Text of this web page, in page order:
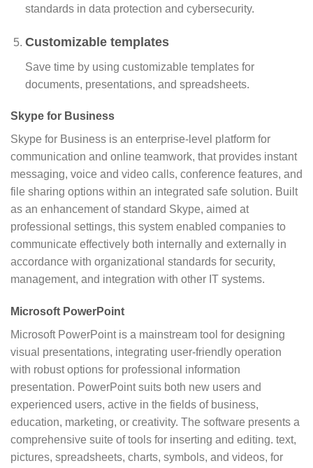
standards in data protection and cybersecurity.
Customizable templates
Save time by using customizable templates for
documents, presentations, and spreadsheets.
Skype for Business
Skype for Business is an enterprise-level platform for
communication and online teamwork, that provides instant
messaging, voice and video calls, conference features, and
file sharing options within an integrated safe solution. Built
as an enhancement of standard Skype, aimed at
professional settings, this system enabled companies to
communicate effectively both internally and externally in
accordance with organizational standards for security,
management, and integration with other IT systems.
Microsoft PowerPoint
Microsoft PowerPoint is a mainstream tool for designing
visual presentations, integrating user-friendly operation
with robust options for professional information
presentation. PowerPoint suits both new users and
experienced users, active in the fields of business,
education, marketing, or creativity. The software presents a
comprehensive suite of tools for inserting and editing. text,
pictures, spreadsheets, charts, symbols, and videos, for